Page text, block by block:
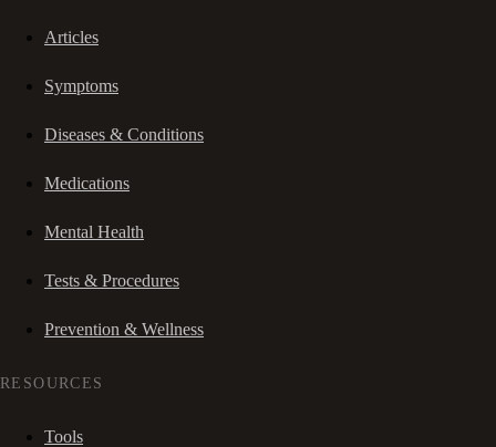
Articles
Symptoms
Diseases & Conditions
Medications
Mental Health
Tests & Procedures
Prevention & Wellness
RESOURCES
Tools